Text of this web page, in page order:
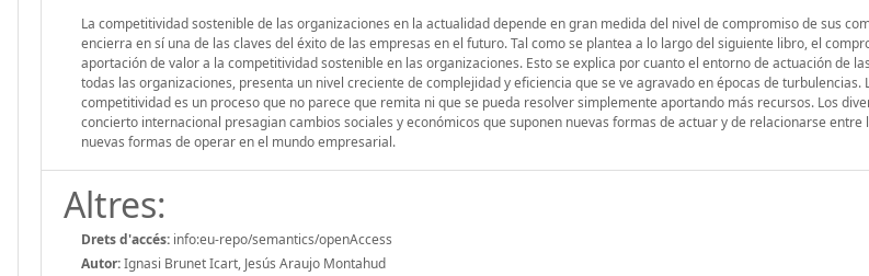
La competitividad sostenible de las organizaciones en la actualidad depende en gran medida del nivel de compromiso de sus
encierra en sí una de las claves del éxito de las empresas en el futuro. Tal como se plantea a lo largo del siguiente libro, el
aportación de valor a la competitividad sostenible en las organizaciones. Esto se explica por cuanto el entorno de actuación de
todas las organizaciones, presenta un nivel creciente de complejidad y eficiencia que se ve agravado en épocas de turbulencias.
competitividad es un proceso que no parece que remita ni que se pueda resolver simplemente aportando más recursos. Los
concierto internacional presagian cambios sociales y económicos que suponen nuevas formas de actuar y de relacionarse entre
nuevas formas de operar en el mundo empresarial.
Altres:
Drets d'accés: info:eu-repo/semantics/openAccess
Autor:Ignasi Brunet Icart, Jesús Araujo Montahud